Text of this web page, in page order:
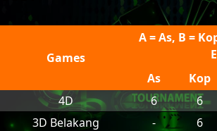
Games
A = As, B =
As
Kop
4D
6 6
3D Belakang
- 6